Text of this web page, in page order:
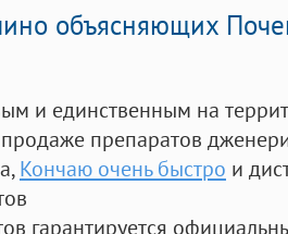
объясняющих
и единственным на
препаратов
, Кончаю очень быстро и
гарантируется